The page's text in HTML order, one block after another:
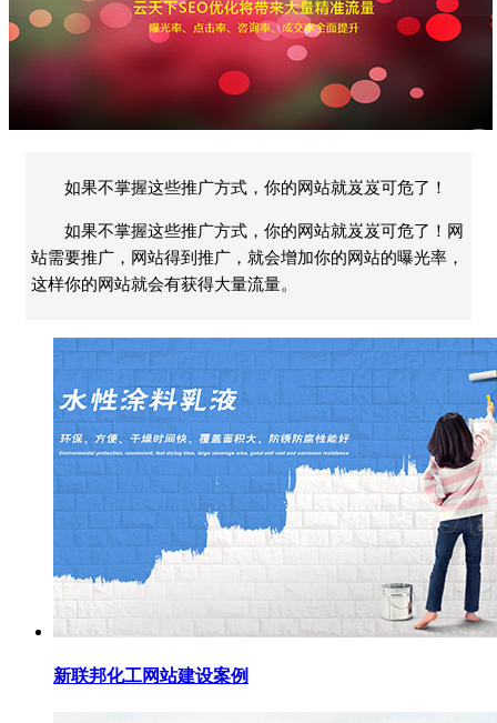
如果不掌握这些推广方式，你的网站就岌岌可危了！
如果不掌握这些推广方式，你的网站就岌岌可危了！网
站需要推广，网站得到推广，就会增加你的网站的曝光率，
这样你的网站就会有获得大量流量。
新联邦化工网站建设案例